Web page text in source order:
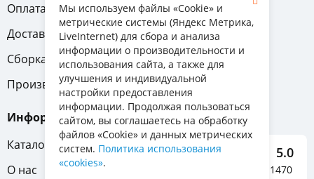
Оплата
Вопрос-ответ
Доставка
Обмен и возврат
Сборка
Гарантия
Производители
Информация
Каталог мебели
О нас
5.0
Отзывы о нас 1470
Мы используем файлы «Cookie» и
метрические системы (Яндекс Метрика,
LiveInternet) для сбора и анализа
информации о производительности и
использования сайта, а также для
улучшения и индивидуальной
настройки предоставления
информации. Продолжая пользоваться
сайтом, вы соглашаетесь на обработку
файлов «Cookie» и данных метрических
систем. Политика использования
«cookies».